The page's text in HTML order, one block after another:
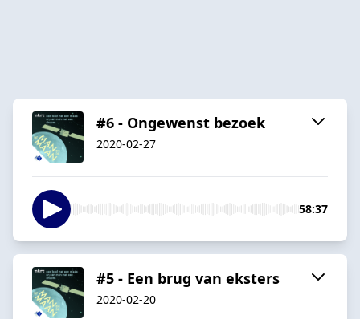
#6 - Ongewenst bezoek
2020-02-27
58:37
#5 - Een brug van eksters
2020-02-20